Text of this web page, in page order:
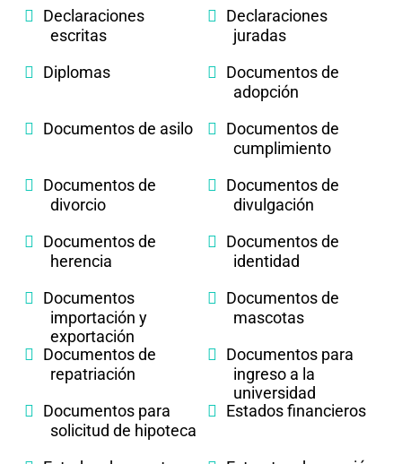
Declaraciones
escritas
Declaraciones
juradas
Diplomas
Documentos de
adopción
Documentos de asilo
Documentos de
cumplimiento
Documentos de
divorcio
Documentos de
divulgación
Documentos de
herencia
Documentos de
identidad
Documentos
importación y
exportación
Documentos de
mascotas
Documentos de
repatriación
Documentos para
ingreso a la
universidad
Documentos para
solicitud de hipoteca
Estados financieros